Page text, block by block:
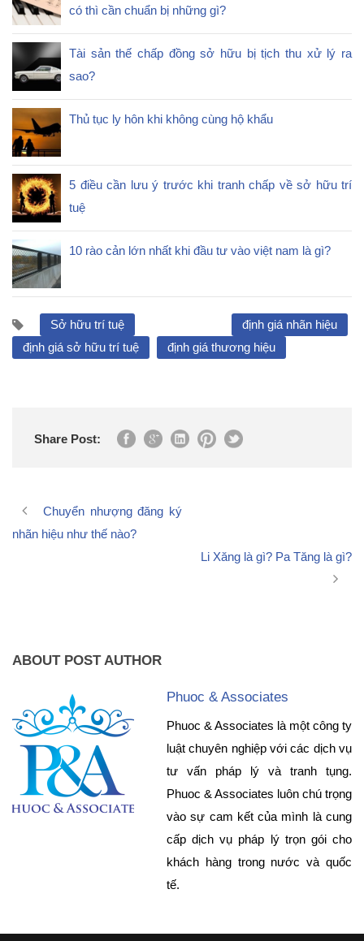
có thì cần chuẩn bị những gì?
Tài sản thế chấp đồng sở hữu bị tịch thu xử lý ra
sao?
Thủ tục ly hôn khi không cùng hộ khẩu
5 điều cần lưu ý trước khi tranh chấp về sở hữu trí
tuệ
10 rào cản lớn nhất khi đầu tư vào việt nam là gì?
Sở hữu trí tuệ
định giá nhãn hiệu
định giá sở hữu trí tuệ
định giá thương hiệu
Share Post:
Chuyển nhượng đăng ký
nhãn hiệu như thế nào?
Li Xăng là gì? Pa Tăng là gì?
ABOUT POST AUTHOR
Phuoc & Associates
Phuoc & Associates là một công ty
luật chuyên nghiệp với các dịch vụ
tư vấn pháp lý và tranh tụng.
Phuoc & Associates luôn chú trọng
vào sự cam kết của mình là cung
cấp dịch vụ pháp lý trọn gói cho
khách hàng trong nước và quốc
tế.